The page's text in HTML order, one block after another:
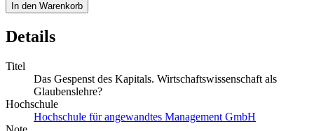
In den Warenkorb
Details
Titel
Das Gespenst des Kapitals. Wirtschaftswissenschaft als
Glaubenslehre?
Hochschule
Hochschule für angewandtes Management GmbH